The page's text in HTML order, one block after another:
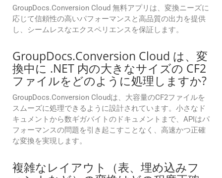
GroupDocs.Conversion Cloud 無料アプリは、変換ニーズに
応じて信頼性の高いパフォーマンスと高品質の出力を提供
し、シームレスなエクスペリエンスを保証します。
GroupDocs.Conversion Cloud は、変
換中に .NET 内の大きなサイズの CF2
ファイルをどのように処理しますか?
GroupDocs.Conversion Cloudは、大容量のCF2ファイルを
スムーズに処理できるように設計されています。小さなド
キュメントから数ギガバイトのドキュメントまで、APIはパ
フォーマンスの問題を引き起こすことなく、高速かつ正確
な変換を実現します。
複雑なレイアウト（表、埋め込みフ